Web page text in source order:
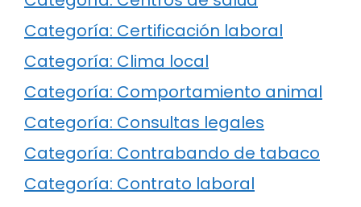
Categoría: Certificación laboral
Categoría: Clima local
Categoría: Comportamiento animal
Categoría: Consultas legales
Categoría: Contrabando de tabaco
Categoría: Contrato laboral